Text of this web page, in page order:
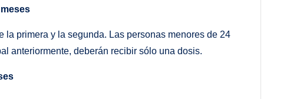
primera y la segunda. Las personas menores de 24
anteriormente, deberán recibir sólo una dosis.